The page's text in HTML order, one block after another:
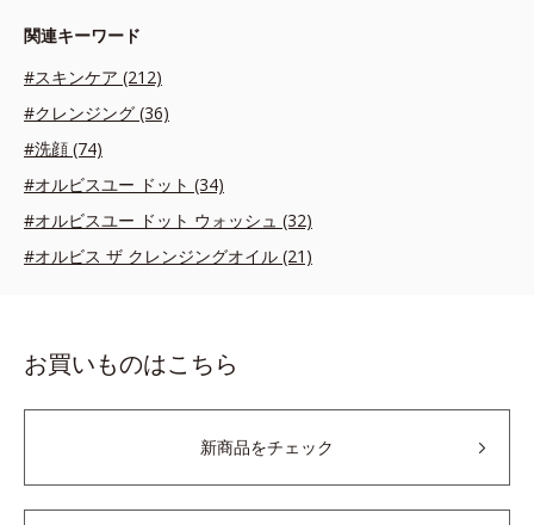
関連キーワード
#スキンケア (212)
#クレンジング (36)
#洗顔 (74)
#オルビスユー ドット (34)
#オルビスユー ドット ウォッシュ (32)
#オルビス ザ クレンジングオイル (21)
お買いものはこちら
新商品をチェック